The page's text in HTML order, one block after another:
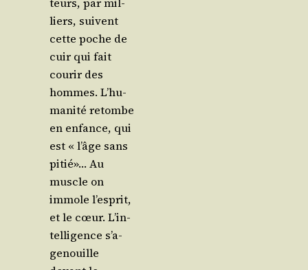
liers, suivent
cette poche de
cuir qui fait
cou­rir des
hommes. L’hu­
ma­ni­té retombe
en enfance, qui
est « l’âge sans
pitié»… Au
muscle on
immole l’es­prit,
et le cœur. L’in­
tel­li­gence s’a­
ge­nouille